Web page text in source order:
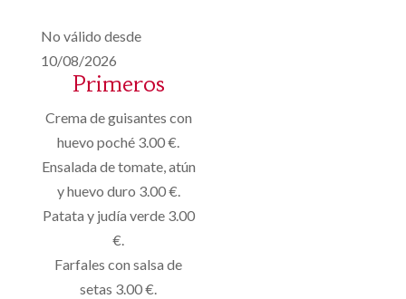
No válido desde
10/08/2026
Primeros
Crema de guisantes con
huevo poché 3.00 €.
Ensalada de tomate, atún
y huevo duro 3.00 €.
Patata y judía verde 3.00
€.
Farfales con salsa de
setas 3.00 €.